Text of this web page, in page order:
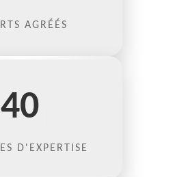
AGRÉÉS
40
D'EXPERTISE